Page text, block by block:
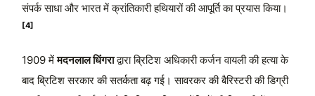
संपर्क साधा और भारत में क्रांतिकारी हथियारों की आपूर्ति का प्रयास किया।
[4]
1909 मेंमदनलाल धिंगराद्वारा ब्रिटिश अधिकारी कर्जन वायली की हत्या के
बाद ब्रिटिश सरकार की सतर्कता बढ़ गई। सावरकर की बैरिस्टरी की डिग्री